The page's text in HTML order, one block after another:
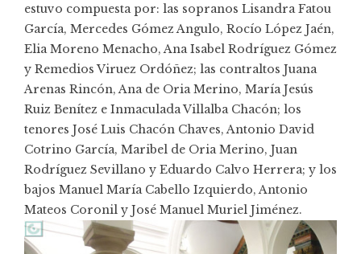
estuvo compuesta por: las sopranos Lisandra Fatou
García, Mercedes Gómez Angulo, Rocío López Jaén,
Elia Moreno Menacho, Ana Isabel Rodríguez Gómez
y Remedios Viruez Ordóñez; las contraltos Juana
Arenas Rincón, Ana de Oria Merino, María Jesús
Ruiz Benítez e Inmaculada Villalba Chacón; los
tenores José Luis Chacón Chaves, Antonio David
Cotrino García, Maribel de Oria Merino, Juan
Rodríguez Sevillano y Eduardo Calvo Herrera; y los
bajos Manuel María Cabello Izquierdo, Antonio
Mateos Coronil y José Manuel Muriel Jiménez.